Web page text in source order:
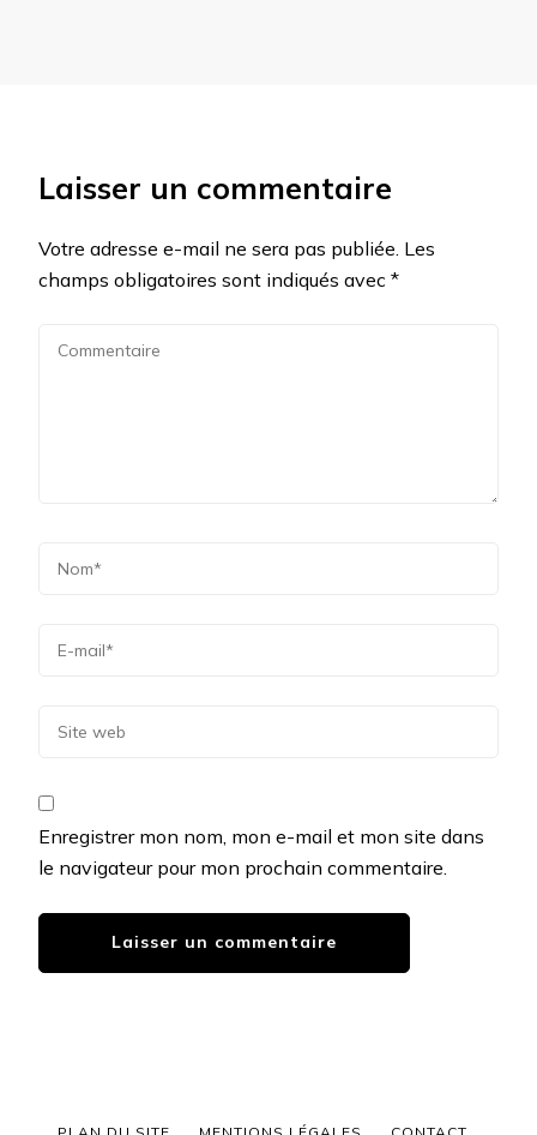
Laisser un commentaire
Votre adresse e-mail ne sera pas publiée. Les
champs obligatoires sont indiqués avec *
Enregistrer mon nom, mon e-mail et mon site dans
le navigateur pour mon prochain commentaire.